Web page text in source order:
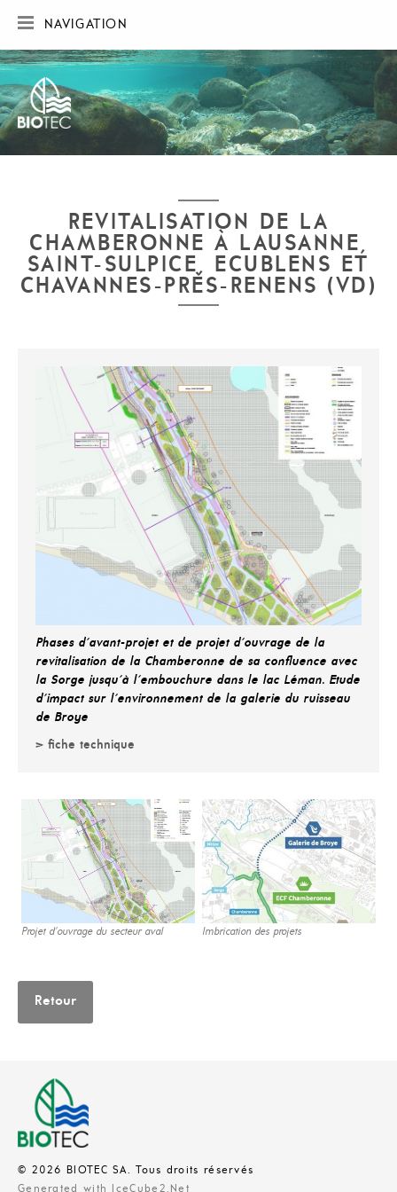
NAVIGATION
ACCUEIL
SOCIÉTÉ
RÉALISATIONS
CARTE DES RÉALISATIONS
CONTACT
REVITALISATION DE LA
CHAMBERONNE À LAUSANNE,
SAINT-SULPICE, ECUBLENS ET
CHAVANNES-PRÈS-RENENS (VD)
Phases d'avant-projet et de projet d'ouvrage de la
revitalisation de la Chamberonne de sa confluence avec
la Sorge jusqu'à l'embouchure dans le lac Léman. Etude
d'impact sur l'environnement de la galerie du ruisseau
de Broye
> fiche technique
Projet d'ouvrage du secteur aval Imbrication des projets
Retour
© 2026 BIOTEC SA. Tous droits réservés
Generated with IceCube2.Net